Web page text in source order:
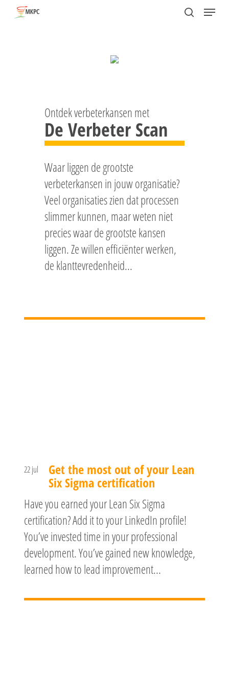
search
Menu
Ontdek verbeterkansen met
De Verbeter Scan
Waar liggen de grootste
verbeterkansen in jouw organisatie?
Veel organisaties zien dat processen
slimmer kunnen, maar weten niet
precies waar de grootste kansen
liggen. Ze willen efficiënter werken,
de klanttevredenheid...
22 jul Get the most out of your Lean
Six Sigma certification
Have you earned your Lean Six Sigma
certification? Add it to your LinkedIn profile!
You’ve invested time in your professional
development. You’ve gained new knowledge,
learned how to lead improvement...